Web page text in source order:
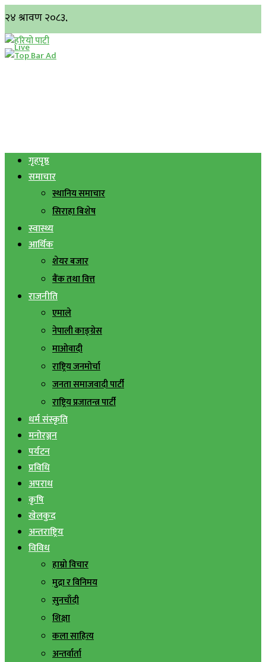
गृहपृष्ठ
समाचार
स्थानिय समाचार
सिराहा बिशेष
स्वास्थ्य
आर्थिक
शेयर बजार
बैंक तथा वित्त
राजनीति
एमाले
नेपाली काङ्ग्रेस
माओवादी
राष्ट्रिय जनमोर्चा
जनता समाजवादी पार्टी
राष्ट्रिय प्रजातन्त्र पार्टी
धर्म संस्कृति
मनोरञ्जन
पर्यटन
प्रविधि
अपराध
कृषि
खेलकुद
अन्तराष्ट्रिय
विविध
हाम्रो विचार
मुद्रा र विनिमय
सुनचाँदी
शिक्षा
कला साहित्य
अन्तर्वार्ता